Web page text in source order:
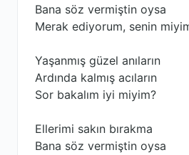
Bana söz vermiştin oysa
Merak ediyorum, senin
Yaşanmış güzel anıların
Ardında kalmış acıların
Sor bakalım iyi miyim?
Ellerimi sakın bırakma
Bana söz vermiştin oysa